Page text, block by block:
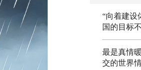
“向着建设
国的目标
最是真情
交的世界